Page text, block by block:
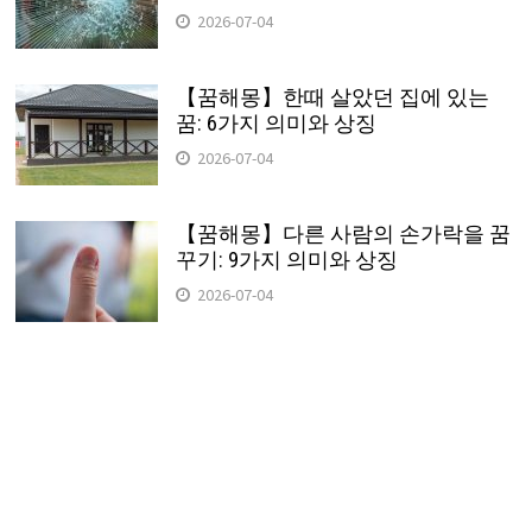
2026-07-04
【꿈해몽】한때 살았던 집에 있는
꿈: 6가지 의미와 상징
2026-07-04
【꿈해몽】다른 사람의 손가락을 꿈
꾸기: 9가지 의미와 상징
2026-07-04